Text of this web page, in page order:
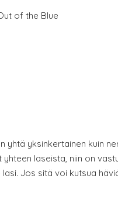
of the Blue
yhtä yksinkertainen kuin
laseista, niin on
Jos sitä voi kutsua